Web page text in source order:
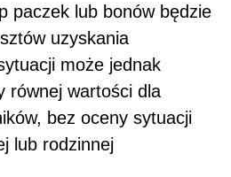
paczek lub bonów będzie
uzyskania
może jednak
równej wartości dla
bez oceny sytuacji
lub rodzinnej